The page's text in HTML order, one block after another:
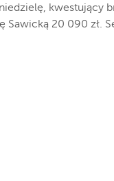
niedzielę, kwestujący
Sawicką 20 090 zł.